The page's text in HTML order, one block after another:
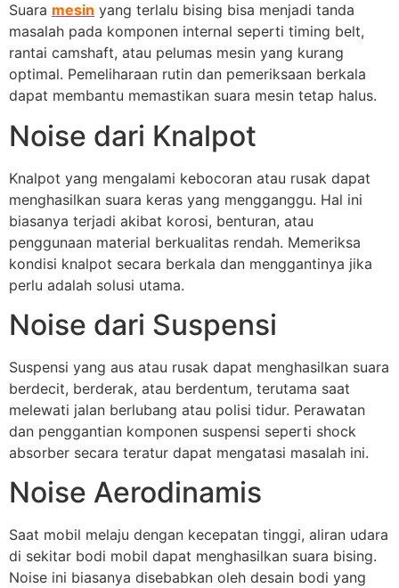
Suara mesin yang terlalu bising bisa menjadi tanda
masalah pada komponen internal seperti timing belt,
rantai camshaft, atau pelumas mesin yang kurang
optimal. Pemeliharaan rutin dan pemeriksaan berkala
dapat membantu memastikan suara mesin tetap halus.
Noise dari Knalpot
Knalpot yang mengalami kebocoran atau rusak dapat
menghasilkan suara keras yang mengganggu. Hal ini
biasanya terjadi akibat korosi, benturan, atau
penggunaan material berkualitas rendah. Memeriksa
kondisi knalpot secara berkala dan menggantinya jika
perlu adalah solusi utama.
Noise dari Suspensi
Suspensi yang aus atau rusak dapat menghasilkan suara
berdecit, berderak, atau berdentum, terutama saat
melewati jalan berlubang atau polisi tidur. Perawatan
dan penggantian komponen suspensi seperti shock
absorber secara teratur dapat mengatasi masalah ini.
Noise Aerodinamis
Saat mobil melaju dengan kecepatan tinggi, aliran udara
di sekitar bodi mobil dapat menghasilkan suara bising.
Noise ini biasanya disebabkan oleh desain bodi yang